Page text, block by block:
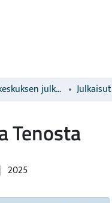
Luonnonvarakeskuksen julkaisut Julkaisut
Tenosta
2025